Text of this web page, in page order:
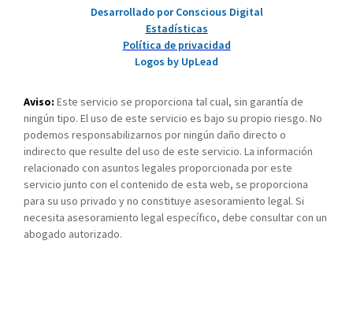
Desarrollado por Conscious Digital
Estadísticas
Política de privacidad
Logos by UpLead
Aviso: Este servicio se proporciona tal cual, sin garantía de
ningún tipo. El uso de este servicio es bajo su propio riesgo. No
podemos responsabilizarnos por ningún daño directo o
indirecto que resulte del uso de este servicio. La información
relacionado con asuntos legales proporcionada por este
servicio junto con el contenido de esta web, se proporciona
para su uso privado y no constituye asesoramiento legal. Si
necesita asesoramiento legal específico, debe consultar con un
abogado autorizado.